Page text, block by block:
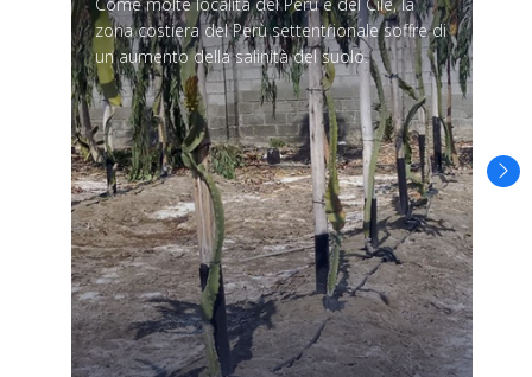
zona costiera del Perù settentrionale soffre di
un aumento della salinità del suolo.